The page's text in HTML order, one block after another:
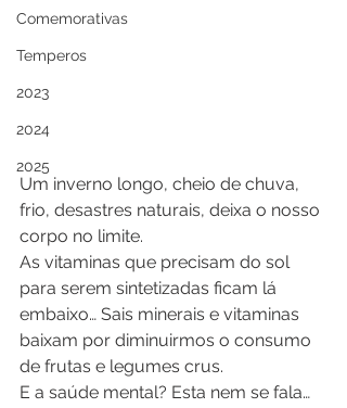
Comemorativas
Temperos
2023
2024
2025
Um inverno longo, cheio de chuva,
frio, desastres naturais, deixa o nosso
corpo no limite.
As vitaminas que precisam do sol
para serem sintetizadas ficam lá
embaixo… Sais minerais e vitaminas
baixam por diminuirmos o consumo
de frutas e legumes crus.
E a saúde mental? Esta nem se fala…